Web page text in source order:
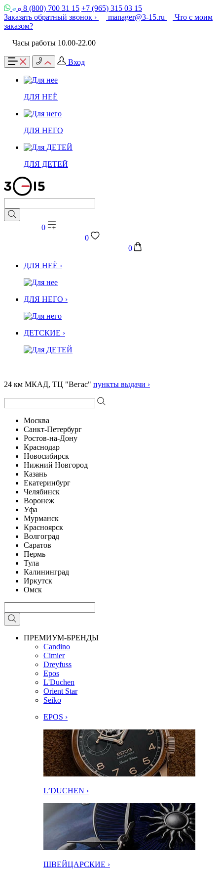
8 (800) 700 31 15 +7 (965) 315 03 15
Заказать обратный звонок ›
manager@3-15.ru
Что с моим
заказом?
Часы работы 10.00-22.00
Вход
ДЛЯ НЕЁ
ДЛЯ НЕГО
ДЛЯ ДЕТЕЙ
0
0
0
ДЛЯ НЕЁ ›
ДЛЯ НЕГО ›
ДЕТСКИЕ ›
24 км МКАД, ТЦ "Вегас" пункты выдачи ›
Москва
Санкт-Петербург
Ростов-на-Дону
Краснодар
Новосибирск
Нижний Новгород
Казань
Екатеринбург
Челябинск
Воронеж
Уфа
Мурманск
Красноярск
Волгоград
Саратов
Пермь
Тула
Калининград
Иркутск
Омск
ПРЕМИУМ-БРЕНДЫ
Candino
Cimier
Dreyfuss
Epos
L'Duchen
Orient Star
Seiko
EPOS ›
L’DUCHEN ›
ШВЕЙЦАРСКИЕ ›